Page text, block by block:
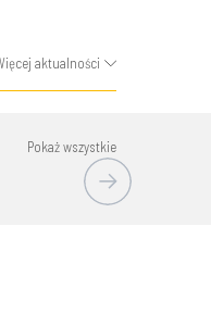
aktualności
Pokaż wszystkie